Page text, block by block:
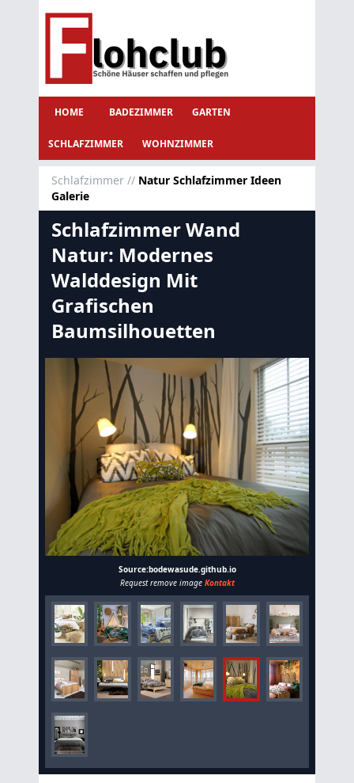
HOME BADEZIMMER GARTEN
SCHLAFZIMMER WOHNZIMMER
Schlafzimmer // Natur Schlafzimmer Ideen
Galerie
Schlafzimmer Wand
Natur: Modernes
Walddesign Mit
Grafischen
Baumsilhouetten
Source:bodewasude.github.io
Request remove image Kontakt